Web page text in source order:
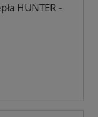
HUNTER -